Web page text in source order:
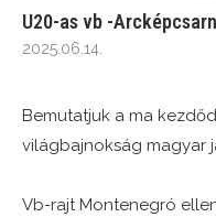
U20-as vb -
2025.06.14.
Bemutatjuk a ma
világbajnokság magyar
Vb-rajt Montenegró